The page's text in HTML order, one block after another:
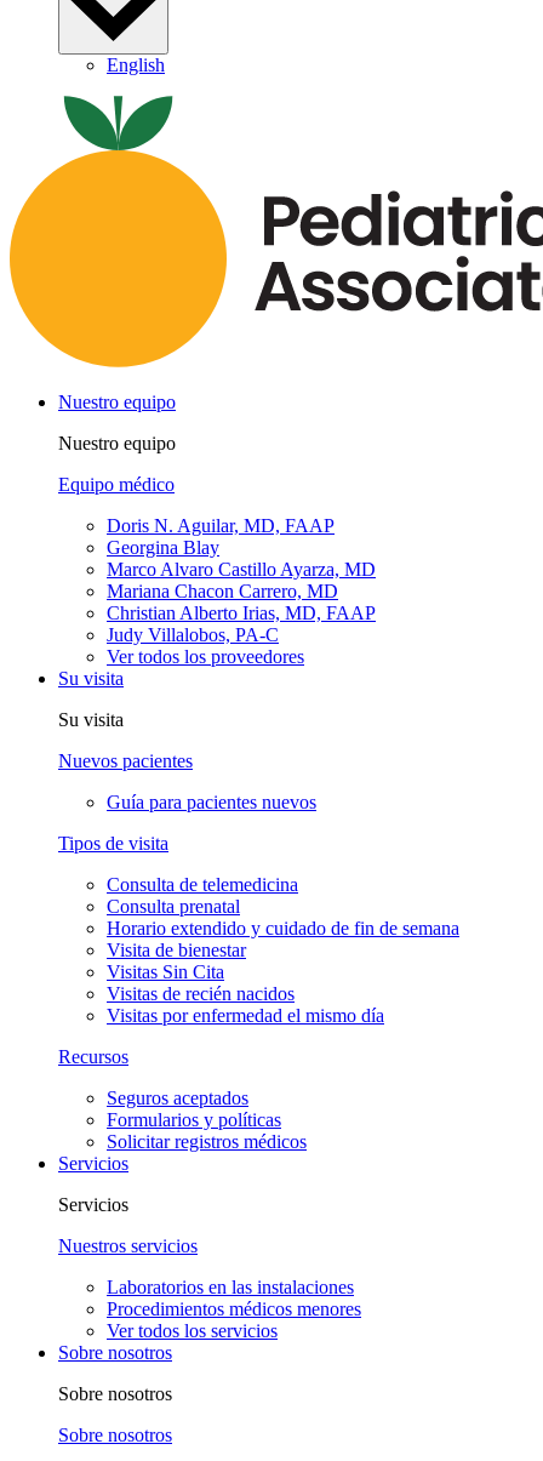
English
Nuestro equipo
Nuestro equipo
Equipo médico
Doris N. Aguilar, MD, FAAP
Georgina Blay
Marco Alvaro Castillo Ayarza, MD
Mariana Chacon Carrero, MD
Christian Alberto Irias, MD, FAAP
Judy Villalobos, PA-C
Ver todos los proveedores
Su visita
Su visita
Nuevos pacientes
Guía para pacientes nuevos
Tipos de visita
Consulta de telemedicina
Consulta prenatal
Horario extendido y cuidado de fin de semana
Visita de bienestar
Visitas Sin Cita
Visitas de recién nacidos
Visitas por enfermedad el mismo día
Recursos
Seguros aceptados
Formularios y políticas
Solicitar registros médicos
Servicios
Servicios
Nuestros servicios
Laboratorios en las instalaciones
Procedimientos médicos menores
Ver todos los servicios
Sobre nosotros
Sobre nosotros
Sobre nosotros